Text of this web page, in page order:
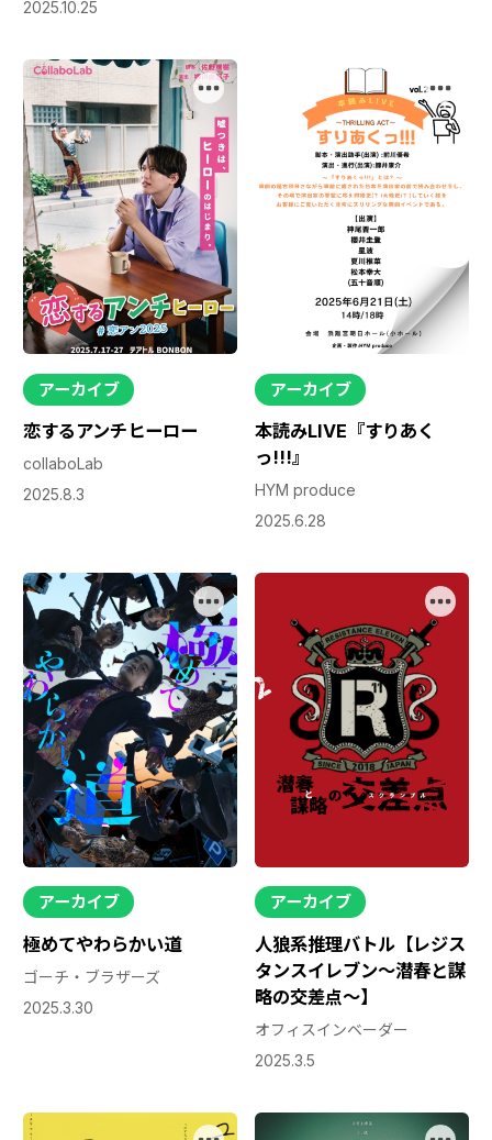
2025.10.25
アーカイブ
恋するアンチヒーロー
collaboLab
2025.8.3
アーカイブ
本読みLIVE『すりあく
っ!!!』
HYM produce
2025.6.28
アーカイブ
極めてやわらかい道
ゴーチ・ブラザーズ
2025.3.30
アーカイブ
人狼系推理バトル【レジス
タンスイレブン～潜春と謀
略の交差点～】
オフィスインベーダー
2025.3.5